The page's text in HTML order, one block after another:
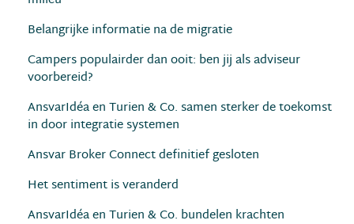
Belangrijke informatie na de migratie
Campers populairder dan ooit: ben jij als adviseur
voorbereid?
AnsvarIdéa en Turien & Co. samen sterker de toekomst
in door integratie systemen
Ansvar Broker Connect definitief gesloten
Het sentiment is veranderd
AnsvarIdéa en Turien & Co. bundelen krachten